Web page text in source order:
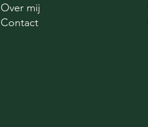
Over mij
Contact